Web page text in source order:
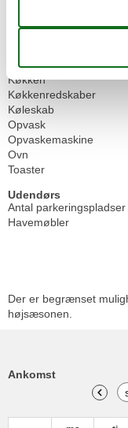
Kaffemaskine
Køkken
Køkkenredskaber
Køleskab
Opvask
Opvaskemaskine
Ovn
Toaster
Udendørs
Antal parkeringspladser
Havemøbler
Der er begrænset
højsæsonen.
Ankomst